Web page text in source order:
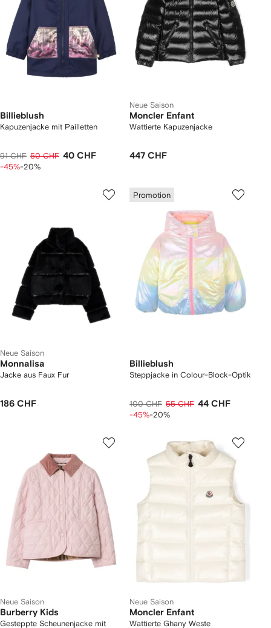
Billieblush
Kapuzenjacke mit Pailletten
91 CHF 50 CHF 40 CHF
-45%-20%
Neue Saison
Moncler Enfant
Wattierte Kapuzenjacke
447 CHF
Neue Saison
Monnalisa
Jacke aus Faux Fur
186 CHF
Promotion
Billieblush
Steppjacke in Colour-Block-Optik
100 CHF 55 CHF 44 CHF
-45%-20%
Neue Saison
Burberry Kids
Gesteppte Scheunenjacke mit
Neue Saison
Moncler Enfant
Wattierte Ghany Weste